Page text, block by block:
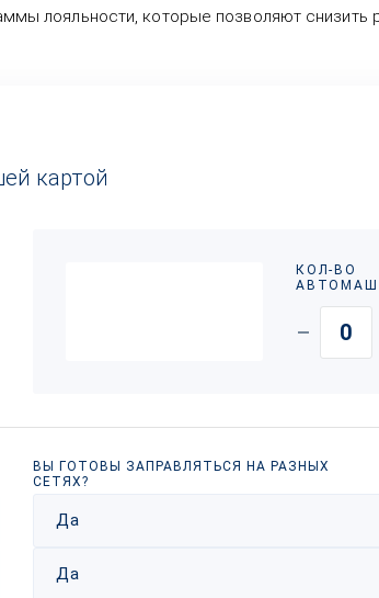
лояльности, которые позволяют снизить
картой
КОЛ-ВО
ВЫ ГОТОВЫ ЗАПРАВЛЯТЬСЯ НА РАЗНЫХ
СЕТЯХ?
Да
Да